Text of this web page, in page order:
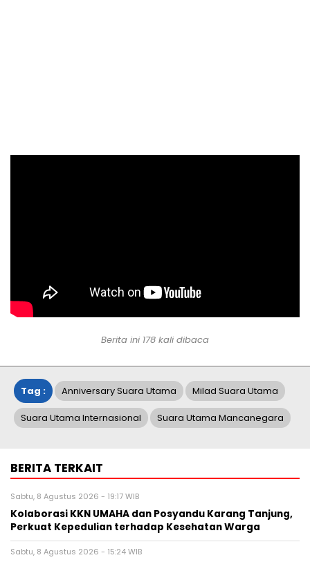
Berita ini 178 kali dibaca
Tag : Anniversary Suara Utama Milad Suara Utama
Suara Utama Internasional Suara Utama Mancanegara
BERITA TERKAIT
Sabtu, 8 Agustus 2026 - 19:17 WIB
Kolaborasi KKN UMAHA dan Posyandu Karang Tanjung,
Perkuat Kepedulian terhadap Kesehatan Warga
Sabtu, 8 Agustus 2026 - 15:24 WIB